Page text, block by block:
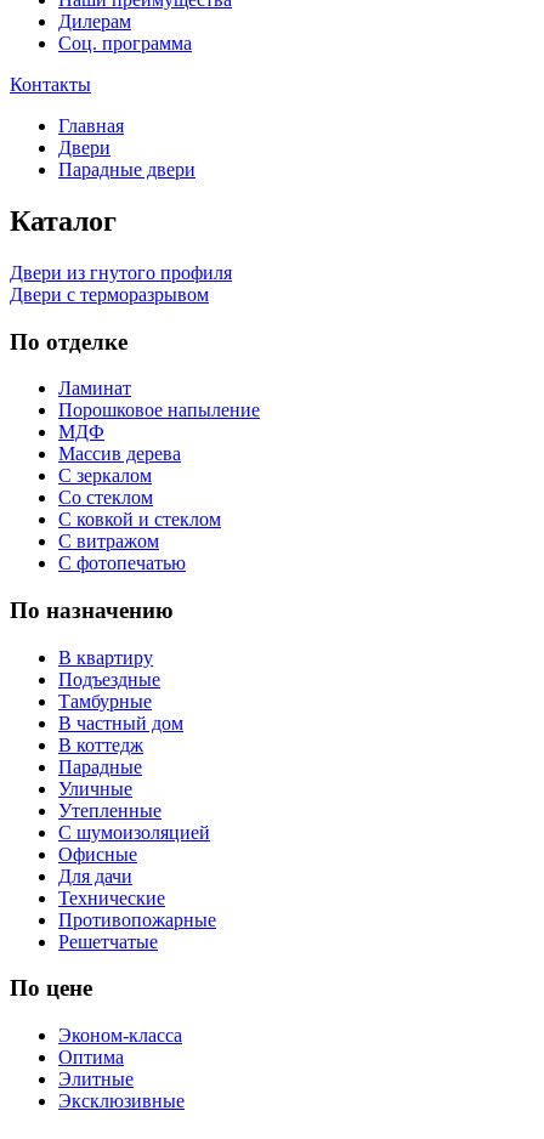
Дилерам
Соц. программа
Контакты
Главная
Двери
Парадные двери
Каталог
Двери из гнутого профиля
Двери с терморазрывом
По отделке
Ламинат
Порошковое напыление
МДФ
Массив дерева
С зеркалом
Со стеклом
С ковкой и стеклом
С витражом
С фотопечатью
По назначению
В квартиру
Подъездные
Тамбурные
В частный дом
В коттедж
Парадные
Уличные
Утепленные
С шумоизоляцией
Офисные
Для дачи
Технические
Противопожарные
Решетчатые
По цене
Эконом-класса
Оптима
Элитные
Эксклюзивные